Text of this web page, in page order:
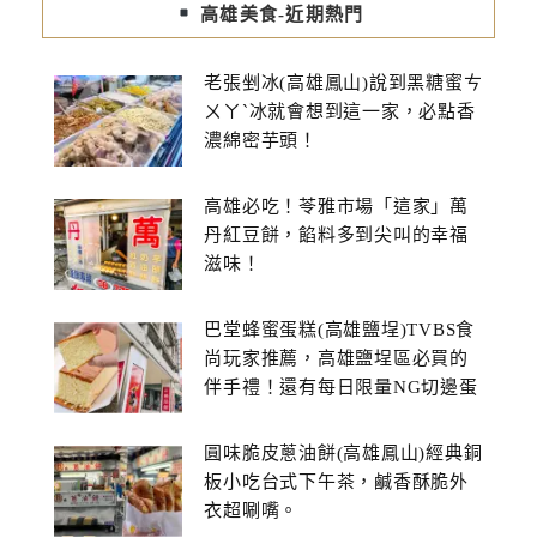
高雄美食-近期熱門
老張剉冰(高雄鳳山)說到黑糖蜜ㄘ
ㄨㄚˋ冰就會想到這一家，必點香
濃綿密芋頭！
高雄必吃！苓雅市場「這家」萬
丹紅豆餅，餡料多到尖叫的幸福
滋味！
巴堂蜂蜜蛋糕(高雄鹽埕)TVBS食
尚玩家推薦，高雄鹽埕區必買的
伴手禮！還有每日限量NG切邊蛋
圓味脆皮蔥油餅(高雄鳳山)經典銅
板小吃台式下午茶，鹹香酥脆外
衣超唰嘴。